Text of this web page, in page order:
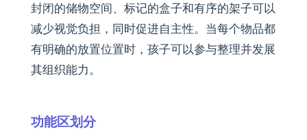
封闭的储物空间、标记的盒子和有序的架子可以
减少视觉负担，同时促进自主性。当每个物品都
有明确的放置位置时，孩子可以参与整理并发展
其组织能力。
功能区划分